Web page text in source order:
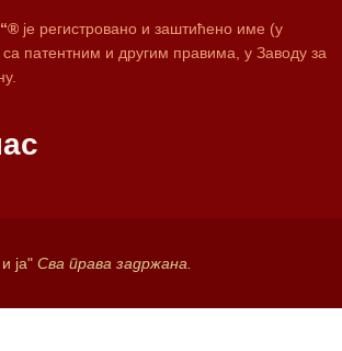
је регистровано и заштићено име (у
патентним и другим правима, у Заводу за
ја" Сва права задржана.